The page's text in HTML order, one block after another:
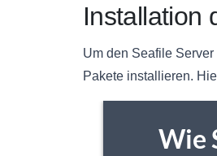
Installation
Um den Seafile
Pakete installieren.